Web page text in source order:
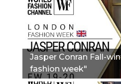
Jasper Conran Fall-
fashion week"